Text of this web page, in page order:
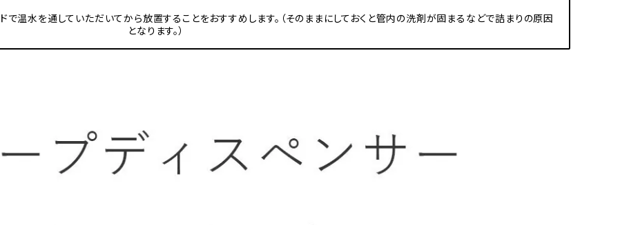
温水を通していただいてから放置することをおすすめします。（そのままにしておくと管内の洗剤が固まるなどで詰まりの原因
となります。）